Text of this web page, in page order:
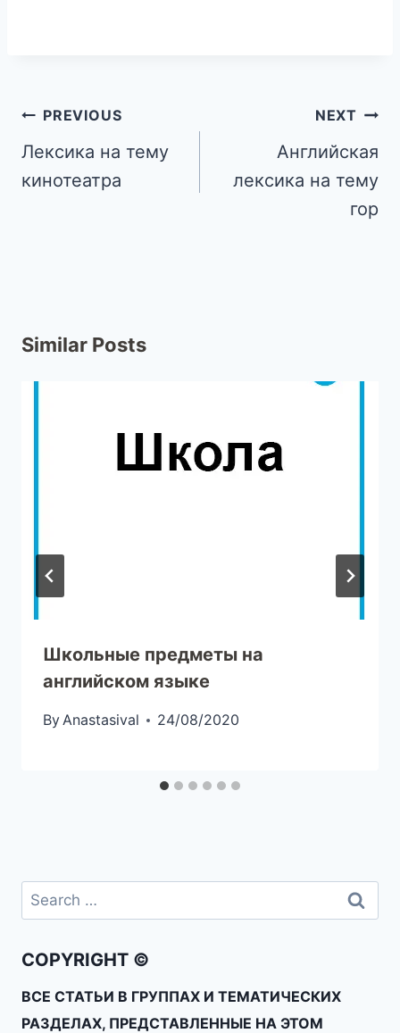
PREVIOUS
Лексика на тему
кинотеатра
NEXT
Английская
лексика на тему
гор
Similar Posts
Школьные предметы на
английском языке
ByAnastasival 24/08/2020
COPYRIGHT ©
ВСЕ СТАТЬИ В ГРУППАХ И ТЕМАТИЧЕСКИХ
РАЗДЕЛАХ, ПРЕДСТАВЛЕННЫЕ НА ЭТОМ